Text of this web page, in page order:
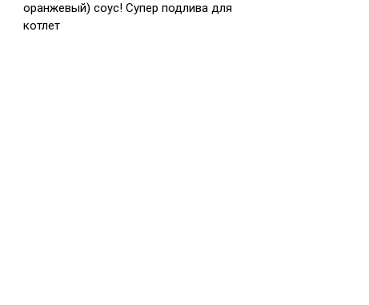
оранжевый) соус! Супер подлива для
котлет